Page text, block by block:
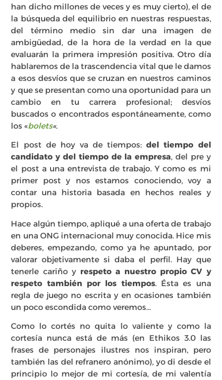
han dicho millones de veces y es muy cierto), el de
la búsqueda del equilibrio en nuestras respuestas,
del término medio sin dar una imagen de
ambigüedad, de la hora de la verdad en la que
evaluarán la primera impresión positiva. Otro día
hablaremos de la trascendencia vital que le damos
a esos desvíos que se cruzan en nuestros caminos
y que se presentan como una oportunidad para un
cambio en tu carrera profesional; desvíos
buscados o encontrados espontáneamente, como
los «bolets«.
El post de hoy va de tiempos:del tiempo del
candidato y del tiempo de la empresa, del pre y
el post a una entrevista de trabajo. Y como es mi
primer post y nos estamos conociendo, voy a
contar una historia basada en hechos reales y
propios.
Hace algún tiempo, apliqué a una oferta de trabajo
en una ONG internacional muy conocida. Hice mis
deberes, empezando, como ya he apuntado, por
valorar objetivamente si daba el perfil. Hay que
tenerle cariño y respeto a nuestro propio CV y
respeto también por los tiempos. Ésta es una
regla de juego no escrita y en ocasiones también
un poco escondida como veremos…
Como lo cortés no quita lo valiente y como la
cortesía nunca está de más (en Ethikos 3.0 las
frases de personajes ilustres nos inspiran, pero
también las del refranero anónimo), yo di desde el
principio lo mejor de mi cortesía, de mi valentía